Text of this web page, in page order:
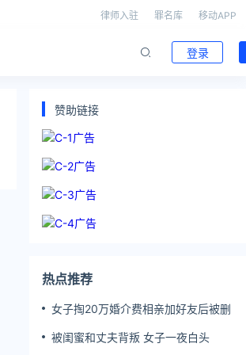
律师入驻 罪名库 移动APP
登录
赞助链接
热点推荐
女子掏20万婚介费相亲加好友后被删
被闺蜜和丈夫背叛 女子一夜白头